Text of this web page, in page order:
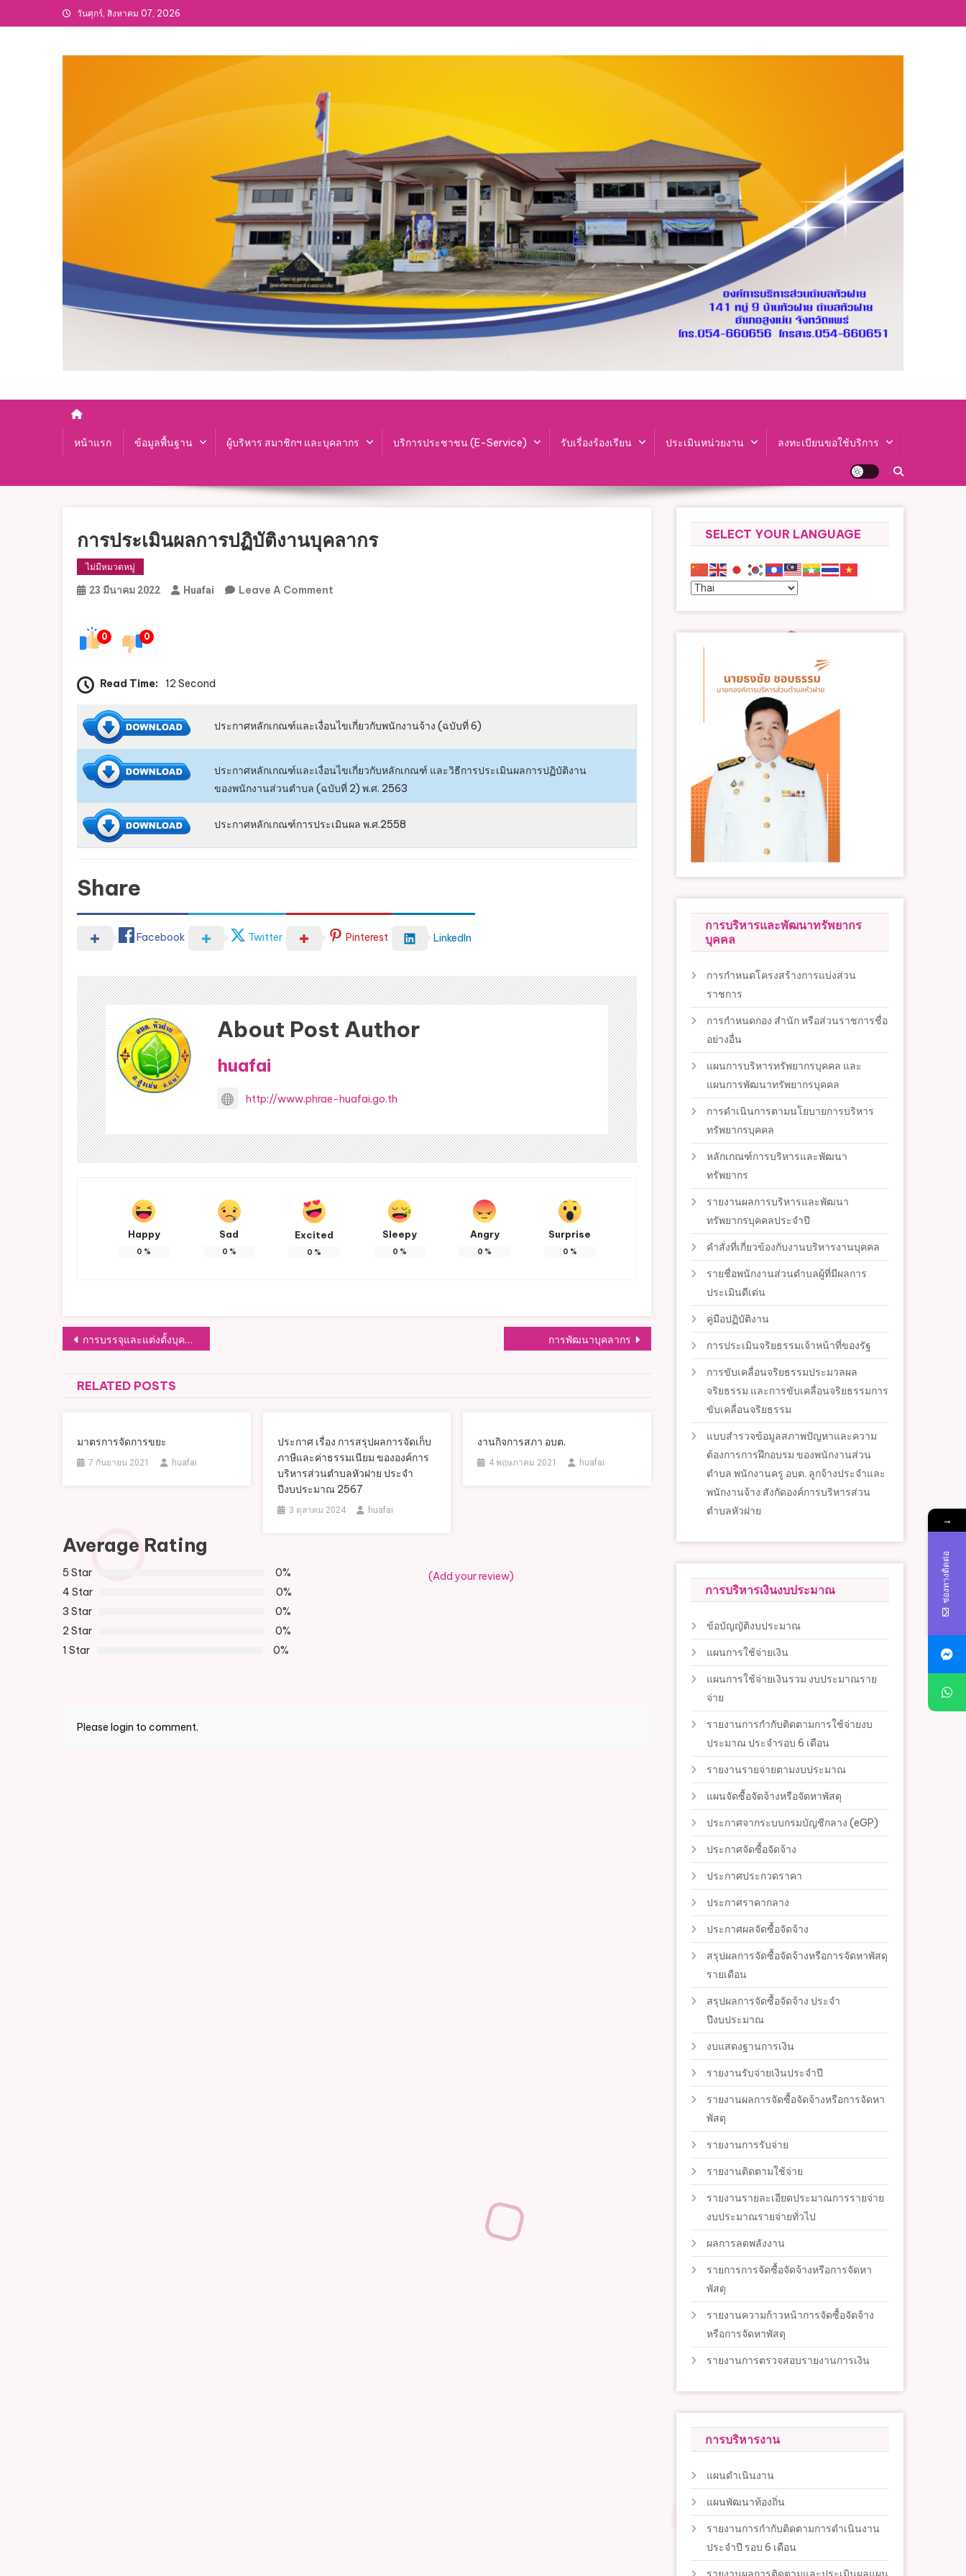
to
วันศุกร์, สิงหาคม 07, 2026
หน้าแรก ข้อมูลพื้นฐาน ผู้บริหาร สมาชิกฯ และบุคลากร บริการประชาชน (E-Service) รับเรื่องร้องเรียน ประเมินหน่วยงาน ลงทะเบียนขอใช้บริการ
การประเมินผลการปฏิบัติงานบุคลากร
ไม่มีหมวดหมู่
23 มีนาคม 2022 Huafai Leave A Comment
0 0
Read Time: 12 Second
ประกาศหลักเกณฑ์และเงื่อนไขเกี่ยวกับพนักงานจ้าง (ฉบับที่ 6)
ประกาศหลักเกณฑ์และเงื่อนไขเกี่ยวกับหลักเกณฑ์ และวิธีการประเมินผลการปฏิบัติงาน
ของพนักงานส่วนตำบล (ฉบับที่ 2) พ.ศ. 2563
ประกาศหลักเกณฑ์การประเมินผล พ.ศ.2558
Share
Facebook Twitter Pinterest LinkedIn
About Post Author
huafai
http://www.phrae-huafai.go.th
Happy
0 %
Sad
0 %
Excited
0 %
Sleepy
0 %
Angry
0 %
Surprise
0 %
แนะแนว
เรื่อง
การบรรจุและแต่งตั้งบุคลากร การพัฒนาบุคลากร
RELATED POSTS
มาตรการจัดการขยะ
7 กันยายน 2021 huafai
ประกาศ เรื่อง การสรุปผลการจัดเก็บ
ภาษีและค่าธรรมเนียม ขององค์การ
บริหารส่วนตำบลหัวฝาย ประจำ
ปีงบประมาณ 2567
3 ตุลาคม 2024 huafai
งานกิจการสภา อบต.
4 พฤษภาคม 2021 huafai
Average Rating
5 Star
0%
4 Star
0%
3 Star
0%
2 Star
0%
1 Star
0%
(Add your review)
Please login to comment.
SELECT YOUR LANGUAGE
การบริหารและพัฒนาทรัพยากร
บุคคล
การกำหนดโครงสร้างการแบ่งส่วน
ราชการ
การกำหนดกอง สำนัก หรือส่วนราชการชื่อ
อย่างอื่น
แผนการบริหารทรัพยากรบุคคล และ
แผนการพัฒนาทรัพยากรบุคคล
การดำเนินการตามนโยบายการบริหาร
ทรัพยากรบุคคล
หลักเกณฑ์การบริหารและพัฒนา
ทรัพยากร
รายงานผลการบริหารและพัฒนา
ทรัพยากรบุคคลประจำปี
คำสั่งที่เกี่ยวข้องกับงานบริหารงานบุคคล
รายชื่อพนักงานส่วนตำบลผู้ที่มีผลการ
ประเมินดีเด่น
คู่มือปฏิบัติงาน
การประเมินจริยธรรมเจ้าหน้าที่ของรัฐ
การขับเคลื่อนจริยธรรมประมวลผล
จริยธรรม และการขับเคลื่อนจริยธรรมการ
ขับเคลื่อนจริยธรรม
แบบสำรวจข้อมูลสภาพปัญหาและความ
ต้องการการฝึกอบรม ของพนักงานส่วน
ตำบล พนักงานครู อบต. ลูกจ้างประจำและ
พนักงานจ้าง สังกัดองค์การบริหารส่วน
ตำบลหัวฝาย
การบริหารเงินงบประมาณ
ข้อบัญญัติงบประมาณ
แผนการใช้จ่ายเงิน
แผนการใช้จ่ายเงินรวม งบประมาณราย
จ่าย
รายงานการกำกับติดตามการใช้จ่ายงบ
ประมาณ ประจำรอบ 6 เดือน
รายงานรายจ่ายตามงบประมาณ
แผนจัดซื้อจัดจ้างหรือจัดหาพัสดุ
ประกาศจากระบบกรมบัญชีกลาง (eGP)
ประกาศจัดซื้อจัดจ้าง
ประกาศประกวดราคา
ประกาศราคากลาง
ประกาศผลจัดซื้อจัดจ้าง
สรุปผลการจัดซื้อจัดจ้างหรือการจัดหาพัสดุ
รายเดือน
สรุปผลการจัดซื้อจัดจ้าง ประจำ
ปีงบประมาณ
งบแสดงฐานการเงิน
รายงานรับจ่ายเงินประจำปี
รายงานผลการจัดซื้อจัดจ้างหรือการจัดหา
พัสดุ
รายงานการรับจ่าย
รายงานติดตามใช้จ่าย
รายงานรายละเอียดประมาณการรายจ่าย
งบประมาณรายจ่ายทั่วไป
ผลการลดพลังงาน
รายการการจัดซื้อจัดจ้างหรือการจัดหา
พัสดุ
รายงานความก้าวหน้าการจัดซื้อจัดจ้าง
หรือการจัดหาพัสดุ
รายงานการตรวจสอบรายงานการเงิน
การบริหารงาน
แผนดำเนินงาน
แผนพัฒนาท้องถิ่น
รายงานการกำกับติดตามการดำเนินงาน
ประจำปี รอบ 6 เดือน
→
ช่องทางติดต่อ